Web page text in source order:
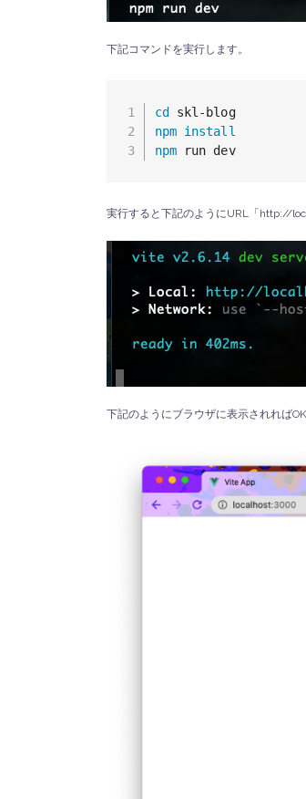
下記コマンドを実行します。
cd
skl-blog
npm install
npm run dev
実行すると下記のようにURL「http://
下記のようにブラウザに表示されればOK